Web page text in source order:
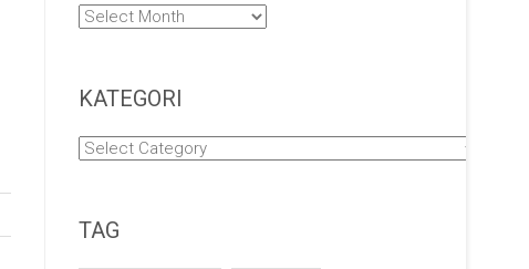
Arsip
KATEGORI
Kategori
TAG